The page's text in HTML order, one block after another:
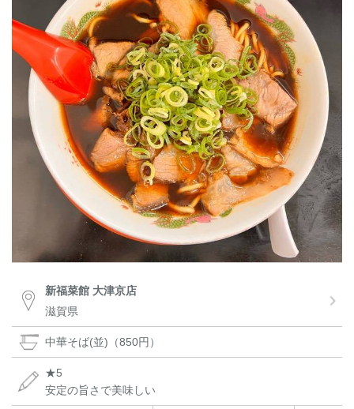
新福菜館 大津京店
滋賀県
中華そば(並)（850円）
★5
安定の旨さで美味しい